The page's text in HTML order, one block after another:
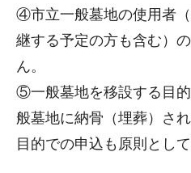
④市立一般墓地の使用者
継する予定の方も含む）
ん。
⑤一般墓地を移設する目
般墓地に納骨（埋葬）さ
目的での申込も原則として